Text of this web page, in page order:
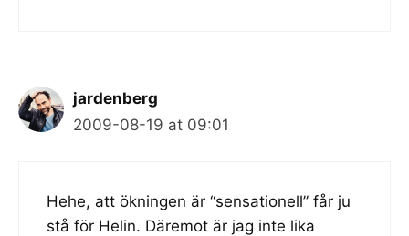
jardenberg
2009-08-19 at 09:01
Hehe, att ökningen är “sensationell” får ju
stå för Helin. Däremot är jag inte lika